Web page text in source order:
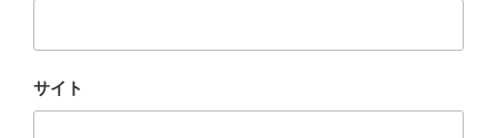
サイト